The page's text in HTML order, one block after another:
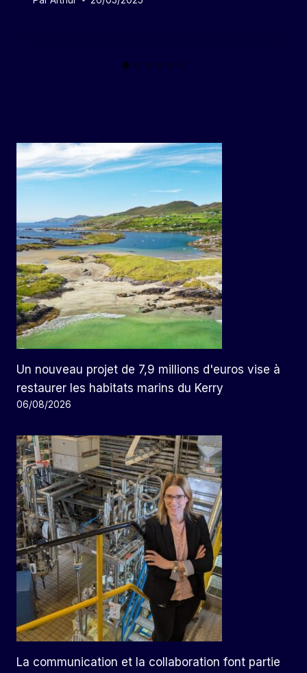
Un nouveau projet de 7,9 millions d'euros vise à
restaurer les habitats marins du Kerry
06/08/2026
La communication et la collaboration font partie